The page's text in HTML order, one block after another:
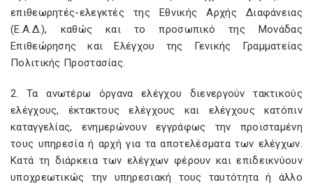
επιθεωρητές-ελεγκτές της Εθνικής Αρχής Διαφάνειας
(Ε.Α.Δ.), καθώς και το προσωπικό της Μονάδας
Επιθεώρησης και Ελέγχου της Γενικής Γραμματείας
Πολιτικής Προστασίας.
2. Τα ανωτέρω όργανα ελέγχου διενεργούν τακτικούς
ελέγχους, έκτακτους ελέγχους και ελέγχους κατόπιν
καταγγελίας, ενημερώνουν εγγράφως την προϊσταμένη
τους υπηρεσία ή αρχή για τα αποτελέσματα των ελέγχων.
Κατά τη διάρκεια των ελέγχων φέρουν και επιδεικνύουν
υποχρεωτικώς την υπηρεσιακή τους ταυτότητα ή άλλο